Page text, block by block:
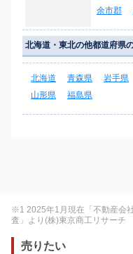
余市郡
北海道・東北の他都道府県
北海道 青森県 岩手県
山形県
福島県
※1 2025年1月現在「不動産会
査」より(株)東京商工リサーチ
売りたい